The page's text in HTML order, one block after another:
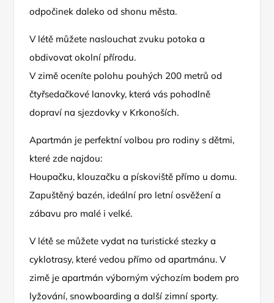
odpočinek daleko od shonu města.
V létě můžete naslouchat zvuku potoka a
obdivovat okolní přírodu.
V zimě oceníte polohu pouhých 200 metrů od
čtyřsedačkové lanovky, která vás pohodlně
dopraví na sjezdovky v Krkonoších.
Apartmán je perfektní volbou pro rodiny s dětmi,
které zde najdou:
Houpačku, klouzačku a pískoviště přímo u domu.
Zapuštěný bazén, ideální pro letní osvěžení a
zábavu pro malé i velké.
V létě se můžete vydat na turistické stezky a
cyklotrasy, které vedou přímo od apartmánu. V
zimě je apartmán výborným výchozím bodem pro
lyžování, snowboarding a další zimní sporty.